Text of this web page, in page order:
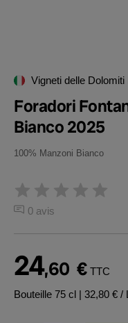
Vigneti delle Dolomiti
Foradori
Bianco 2025
100% Manzoni Bianco
0 avis
24,60 € TTC
Bouteille 75 cl | 32,80 € /